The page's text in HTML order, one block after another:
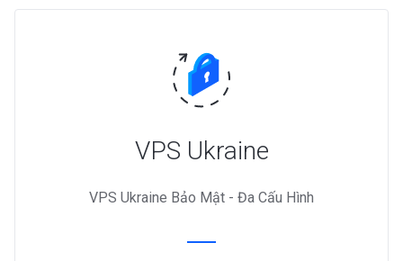
VPS Ukraine
VPS Ukraine Bảo Mật - Đa Cấu Hình